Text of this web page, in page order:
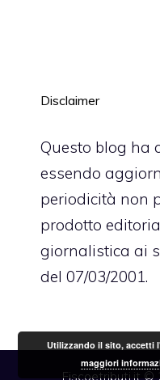
Disclaimer
Questo blog ha
essendo
periodicità non
prodotto
giornalistica ai
del 07/03/2001.
Fiscoetributi.it ©
Utilizzando il sito, accetti
maggiori